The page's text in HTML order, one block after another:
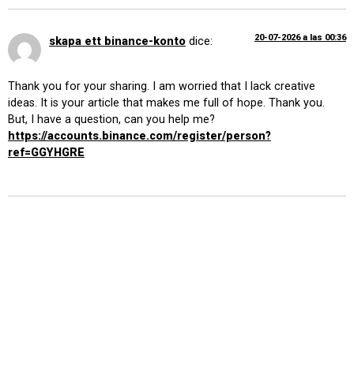
skapa ett binance-konto dice: 20-07-2026 a las 00:36
Thank you for your sharing. I am worried that I lack creative
ideas. It is your article that makes me full of hope. Thank you.
But, I have a question, can you help me?
https://accounts.binance.com/register/person?
ref=GGYHGRE